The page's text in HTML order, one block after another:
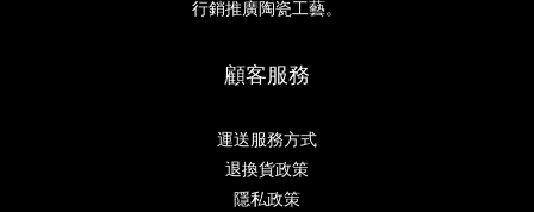
行銷推廣陶瓷工藝。
顧客服務
運送服務方式
退換貨政策
隱私政策